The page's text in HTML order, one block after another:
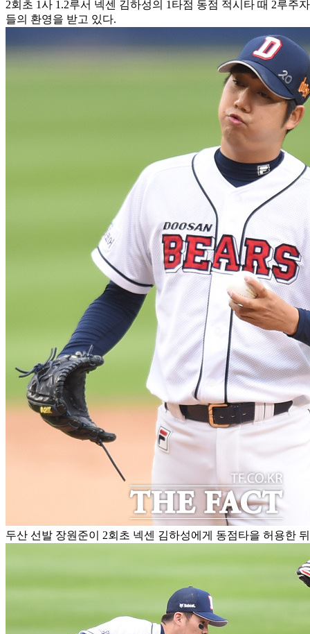
2회초 1사 1.2루서 넥센 김하성의 1타점 동점 적시타 때 2루주
들의 환영을 받고 있다.
두산 선발 장원준이 2회초 넥센 김하성에게 동점타을 허용한